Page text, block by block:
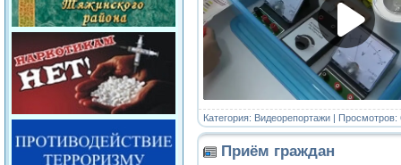
Категория: Видеорепортажи | Просмотров:
Приём граждан